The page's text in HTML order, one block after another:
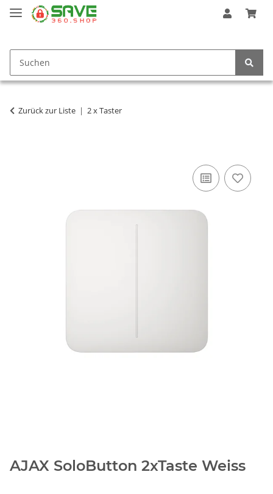
Zurück zur Liste 2 x Taster
AJAX SoloButton 2xTaste Weiss